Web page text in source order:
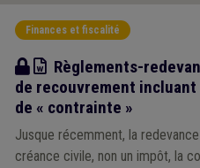
Finances et fiscalité
Modèle
Règlements-
de recouvrement incluant
de « contrainte »
Jusque récemment, la
créance civile, non un impôt, la